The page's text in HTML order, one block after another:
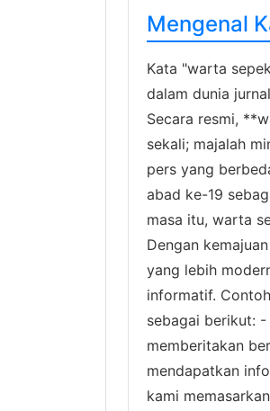
Mengenal
Kata "warta
dalam dunia
Secara resmi,
sekali; majalah
pers yang
abad ke-19
masa itu, warta
Dengan
yang lebih
informatif.
sebagai berikut:
memberitakan
mendapatkan
kami